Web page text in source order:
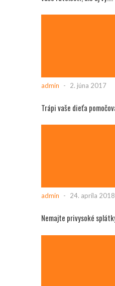
admin - 2. júna 2017
Trápi vaše dieťa
admin - 24. apríla 2018
Nemajte privysoké